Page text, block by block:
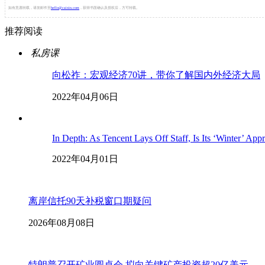
如有意愿转载，请发邮件至 hello@caixin.com ，获得书面确认及授权后，方可转载。
推荐阅读
私房课
向松祚：宏观经济70讲，带你了解国内外经济大局
2022年04月06日
In Depth: As Tencent Lays Off Staff, Is Its ‘Winter’
2022年04月01日
离岸信托90天补税窗口期疑问
2026年08月08日